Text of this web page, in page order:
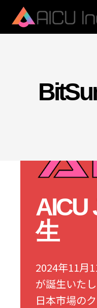
AICU
生
2024年11月
が誕生いた
日本市場の